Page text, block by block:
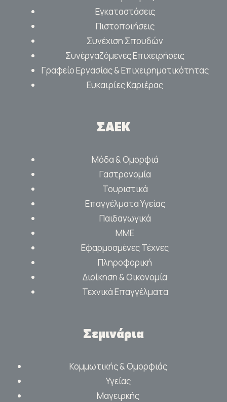
Εγκαταστάσεις
Πιστοποιήσεις
Συνέχιση Σπουδών
Συνέργαζόμενες Επιχειρήσεις
Γραφείο Εργασίας & Επιχειρηματικότητας
Ευκαιρίες Καριέρας
ΣΑΕΚ
Μόδα & Ομορφιά
Γαστρονομία
Τουριστικά
Επαγγέλματα Υγείας
Παιδαγωγικά
ΜΜΕ
Εφαρμοσμένες Τέχνες
Πληροφορική
Διοίκηση & Οικονομία
Τεχνικά Επαγγέλματα
Σεμινάρια
Κομμωτικής & Ομορφιάς
Υγείας
Μαγειρκής